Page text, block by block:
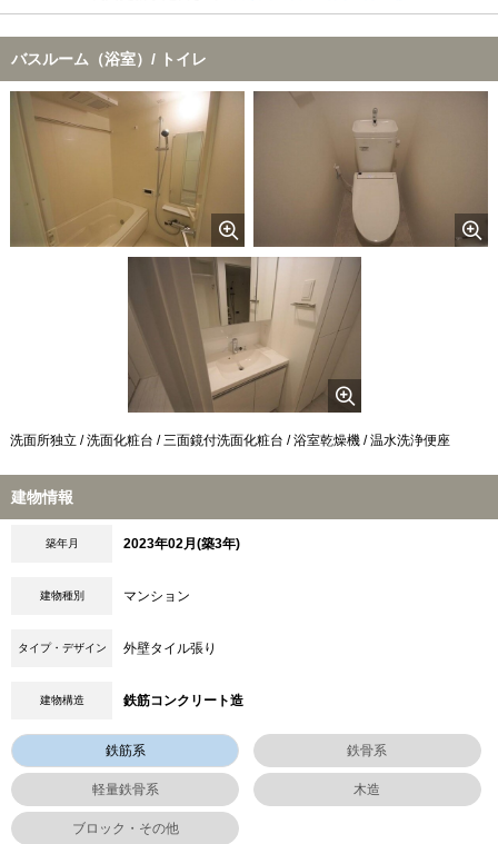
バスルーム（浴室）/ トイレ
洗面所独立 / 洗面化粧台 / 三面鏡付洗面化粧台 / 浴室乾燥機 / 温水洗浄便座
建物情報
築年月 2023年02月(築3年)
建物種別 マンション
タイプ・デザイン 外壁タイル張り
建物構造 鉄筋コンクリート造
鉄筋系 鉄骨系
軽量鉄骨系 木造
ブロック・その他